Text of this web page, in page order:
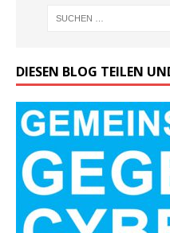
DIESEN BLOG TEILEN